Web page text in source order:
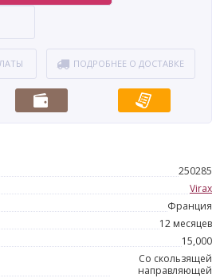
ПОДРОБНЕЕ О ДОСТАВКЕ
250285
Virax
Франция
12 месяцев
15,000
Со скользящей
направляющей